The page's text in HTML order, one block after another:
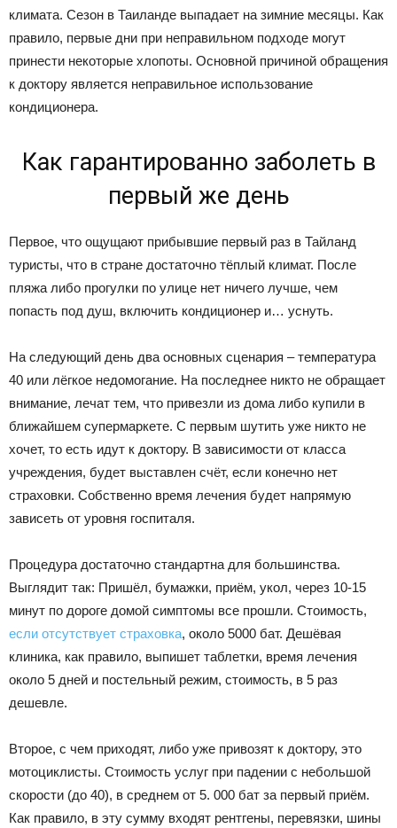
климата. Сезон в Таиланде выпадает на зимние месяцы. Как
правило, первые дни при неправильном подходе могут
принести некоторые хлопоты. Основной причиной обращения
к доктору является неправильное использование
кондиционера.
Как гарантированно заболеть в
первый же день
Первое, что ощущают прибывшие первый раз в Тайланд
туристы, что в стране достаточно тёплый климат. После
пляжа либо прогулки по улице нет ничего лучше, чем
попасть под душ, включить кондиционер и… уснуть.
На следующий день два основных сценария – температура
40 или лёгкое недомогание. На последнее никто не обращает
внимание, лечат тем, что привезли из дома либо купили в
ближайшем супермаркете. С первым шутить уже никто не
хочет, то есть идут к доктору. В зависимости от класса
учреждения, будет выставлен счёт, если конечно нет
страховки. Собственно время лечения будет напрямую
зависеть от уровня госпиталя.
Процедура достаточно стандартна для большинства.
Выглядит так: Пришёл, бумажки, приём, укол, через 10-15
минут по дороге домой симптомы все прошли. Стоимость,
если отсутствует страховка, около 5000 бат. Дешёвая
клиника, как правило, выпишет таблетки, время лечения
около 5 дней и постельный режим, стоимость, в 5 раз
дешевле.
Второе, с чем приходят, либо уже привозят к доктору, это
мотоциклисты. Стоимость услуг при падении с небольшой
скорости (до 40), в среднем от 5. 000 бат за первый приём.
Как правило, в эту сумму входят рентгены, перевязки, шины